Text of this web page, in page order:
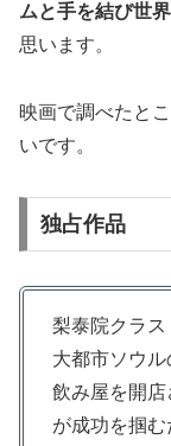
ムと手を結び世
思います。
映画で調べたと
いです。
独占作品
梨泰院クラス
大都市ソウ
飲み屋を開
が成功を掴